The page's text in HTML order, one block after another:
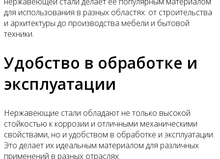
для использования в разных областях: от строительства
и архитектуры до производства мебели и бытовой
техники.
Удобство в обработке и
эксплуатации
Нержавеющие стали обладают не только высокой
стойкостью к коррозии и отличными механическими
свойствами, но и удобством в обработке и эксплуатации.
Это делает их идеальным материалом для различных
применений в разных отраслях.